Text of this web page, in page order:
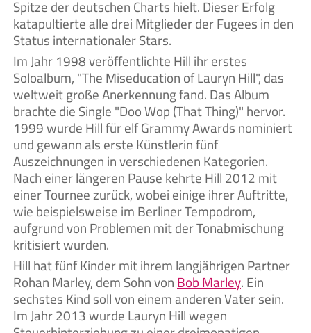
Spitze der deutschen Charts hielt. Dieser Erfolg
katapultierte alle drei Mitglieder der Fugees in den
Status internationaler Stars.
Im Jahr 1998 veröffentlichte Hill ihr erstes
Soloalbum, "The Miseducation of Lauryn Hill", das
weltweit große Anerkennung fand. Das Album
brachte die Single "Doo Wop (That Thing)" hervor.
1999 wurde Hill für elf Grammy Awards nominiert
und gewann als erste Künstlerin fünf
Auszeichnungen in verschiedenen Kategorien.
Nach einer längeren Pause kehrte Hill 2012 mit
einer Tournee zurück, wobei einige ihrer Auftritte,
wie beispielsweise im Berliner Tempodrom,
aufgrund von Problemen mit der Tonabmischung
kritisiert wurden.
Hill hat fünf Kinder mit ihrem langjährigen Partner
Rohan Marley, dem Sohn vonBob Marley. Ein
sechstes Kind soll von einem anderen Vater sein.
Im Jahr 2013 wurde Lauryn Hill wegen